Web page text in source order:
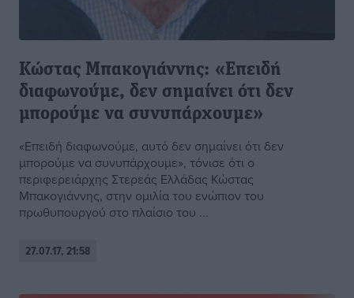
Κώστας Μπακογιάννης: «Επειδή
διαφωνούμε, δεν σημαίνει ότι δεν
μπορούμε να συνυπάρχουμε»
«Επειδή διαφωνούμε, αυτό δεν σημαίνει ότι δεν
μπορούμε να συνυπάρχουμε», τόνισε ότι ο
περιφερειάρχης Στερεάς Ελλάδας Κώστας
Μπακογιάννης, στην ομιλία του ενώπιον του
πρωθυπουργού στο πλαίσιο του ...
27.07.17, 21:58